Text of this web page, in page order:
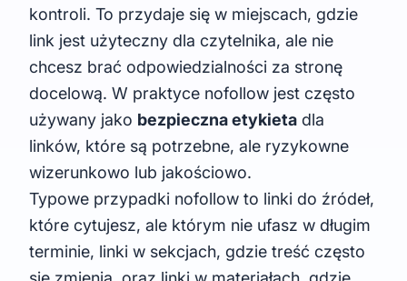
kontroli. To przydaje się w miejscach, gdzie
link jest użyteczny dla czytelnika, ale nie
chcesz brać odpowiedzialności za stronę
docelową. W praktyce nofollow jest często
używany jako bezpieczna etykieta dla
linków, które są potrzebne, ale ryzykowne
wizerunkowo lub jakościowo.
Typowe przypadki nofollow to linki do źródeł,
które cytujesz, ale którym nie ufasz w długim
terminie, linki w sekcjach, gdzie treść często